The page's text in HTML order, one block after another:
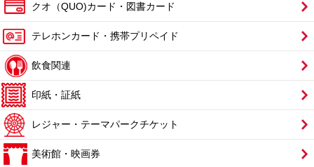
クオ（QUO)カード・図書カード
テレホンカード・携帯プリペイド
飲食関連
印紙・証紙
レジャー・テーマパークチケット
美術館・映画券